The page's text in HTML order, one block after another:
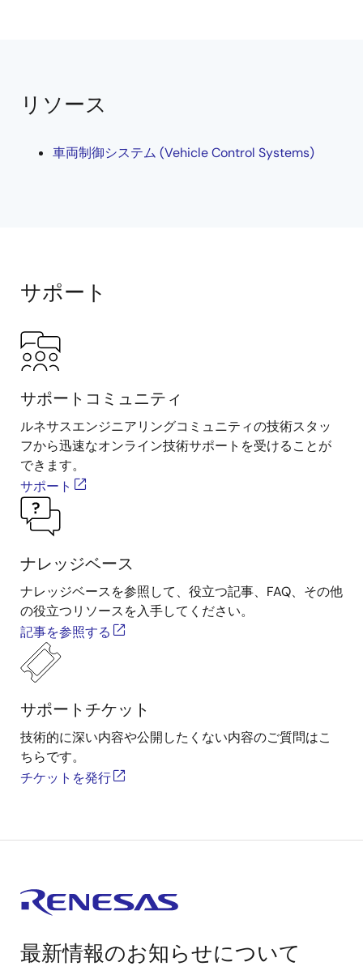
リソース
車両制御システム (Vehicle Control Systems)
サポート
サポートコミュニティ
ルネサスエンジニアリングコミュニティの技術スタッ
フから迅速なオンライン技術サポートを受けることが
できます。
サポート
ナレッジベース
ナレッジベースを参照して、役立つ記事、FAQ、その他
の役立つリソースを入手してください。
記事を参照する
サポートチケット
技術的に深い内容や公開したくない内容のご質問はこ
ちらです。
チケットを発行
最新情報のお知らせについて